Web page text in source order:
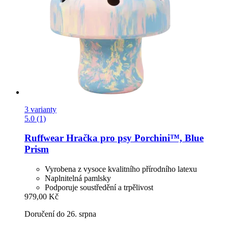
3 varianty
5.0 (1)
Ruffwear Hračka pro psy Porchini™, Blue
Prism
Vyrobena z vysoce kvalitního přírodního latexu
Naplnitelná pamlsky
Podporuje soustředění a trpělivost
979,00 Kč
Doručení do 26. srpna